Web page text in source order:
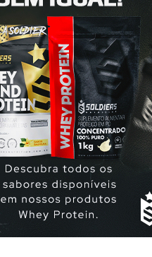
de seu médico. A yasmin®
Sim são, ambas as pílulas têm a
hormonal, apesar da yasmin
21 comprimidos por carte...